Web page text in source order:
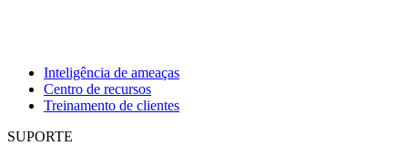
Inteligência de ameaças
Centro de recursos
Treinamento de clientes
SUPORTE